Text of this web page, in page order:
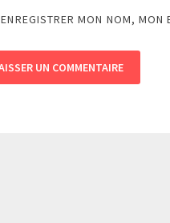
ENREGISTRER MON NOM, MON